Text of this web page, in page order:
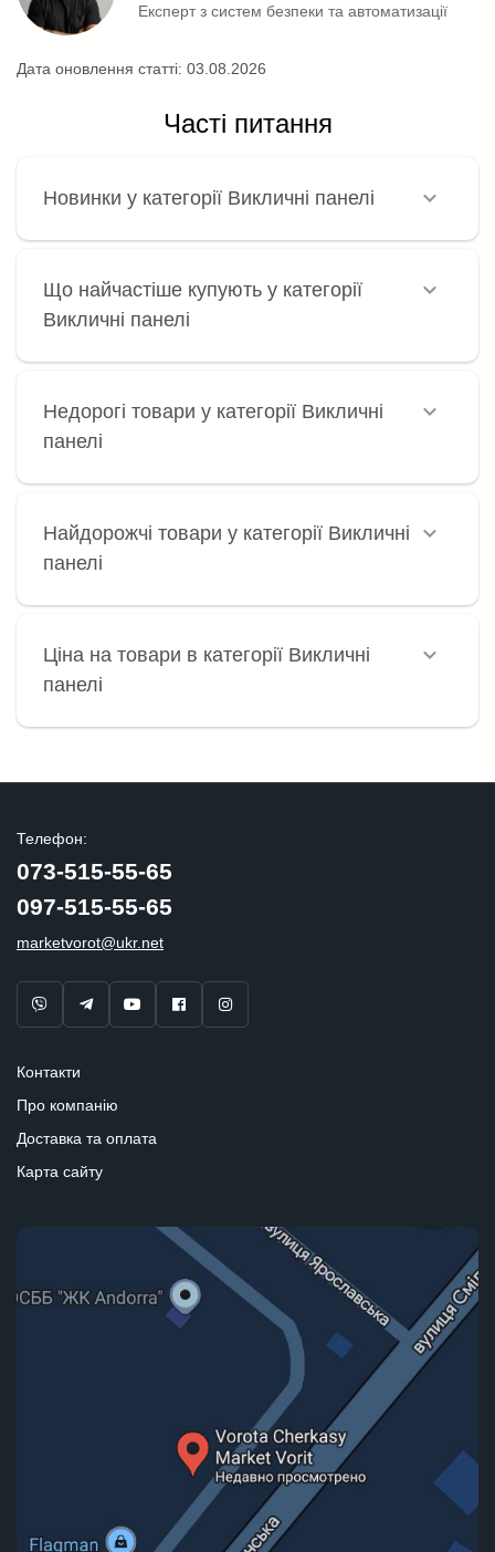
Експерт з систем безпеки та автоматизації
Дата оновлення статті: 03.08.2026
Часті питання
Новинки у категорії Викличні панелі
Що найчастіше купують у категорії
Викличні панелі
Недорогі товари у категорії Викличні
панелі
Найдорожчі товари у категорії Викличні
панелі
Ціна на товари в категорії Викличні
панелі
Телефон:
073-515-55-65
097-515-55-65
marketvorot@ukr.net
Контакти
Про компанію
Доставка та оплата
Карта сайту